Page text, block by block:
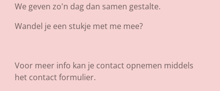
We geven zo'n dag dan samen gestalte.
Wandel je een stukje met me mee?
Voor meer info kan je contact opnemen middels
het contact formulier.